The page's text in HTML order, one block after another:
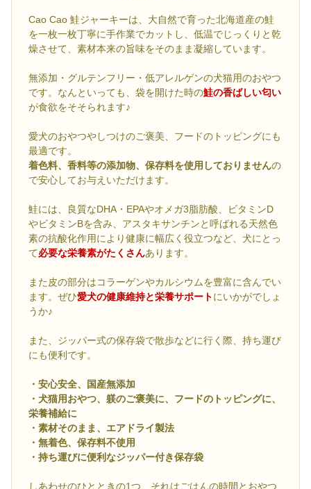
Cao Cao 鮭ジャーキーは、大自然で育った北海道産の鮭
を一枚一枚丁寧に手作業でカットし、低温でじっくりと乾
燥させて、素材本来の旨味をそのまま凝縮しています。
無添加・グルテンフリー・低アレルゲンの犬猫用のおやつ
です。なんといっても、袋を開けた時の鮭の香ばしい匂い
が食欲をそそられます♪
愛犬のおやつやしつけのご褒美、フードのトッピングにも
最適です。
着色料、香料等の添加物、保存料を使用しておりませんの
で安心してお与えいただけます。
鮭には、良質なDHA・EPAやオメガ3脂肪酸、ビタミンD
やビタミンBを含み、アスタキサンチンと呼ばれる天然色
素の抗酸化作用により健康に幅広く役立つなど、犬にとっ
て必要な栄養素がたくさんあります。
また皮の部分はコラーゲンやカルシウムを豊富に含んでい
ます。ぜひ愛犬の健康維持と栄養サポートにいかがでしょ
うか♪
また、ジッパー式の保存袋で散歩などに行く際、持ち運び
にも便利です。
・安心安全、国産無添加
・犬猫用おやつ、躾のご褒美に、フードのトッピングに、
栄養補給に
・素材そのまま、エアドライ製法
・無着色、保存料不使用
・持ち運びに便利なジッパー付き保存袋
しあわせのひとときの1つ、それはごはんの時間とおやつ